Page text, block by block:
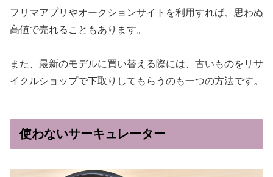
フリマアプリやオークションサイトを利用すれば、思わぬ
高値で売れることもあります。
また、最新のモデルに買い替える際には、古いものをリサ
イクルショップで下取りしてもらうのも一つの方法です。
使わないサーキュレーター